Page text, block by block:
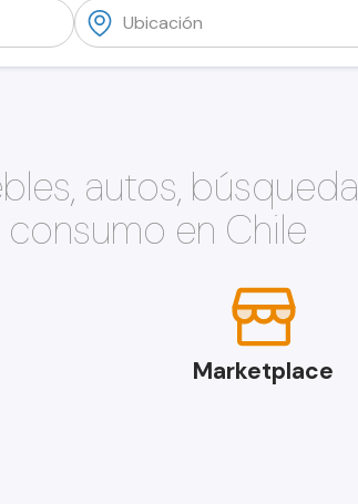
autos,
consumo en Chile
Marketplace